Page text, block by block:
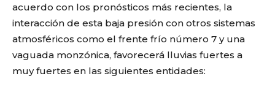
acuerdo con los pronósticos más recientes, la
interacción de esta baja presión con otros sistemas
atmosféricos como el frente frío número 7 y una
vaguada monzónica, favorecerá lluvias fuertes a
muy fuertes en las siguientes entidades: